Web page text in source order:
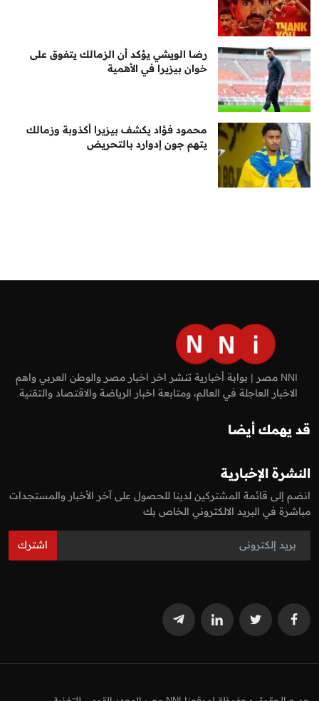
رضا الويشي يؤكد أن الزمالك يتفوق على
خوان بيزيرا في الأهمية
محمود فؤاد يكشف بيزيرا أكذوبة وزمالك
يتهم جون إدوارد بالتحريض
NNI مصر | بوابة أخبارية تنشر اخر اخبار مصر والوطن العربي واهم
الاخبار العاجلة في العالم، ومتابعة اخبار الرياضة والاقتصاد والتقنية.
قد يهمك أيضا
النشرة الإخبارية
انضم إلى قائمة المشتركين لدينا للحصول على آخر الأخبار والمستجدات
مباشرة في البريد الالكتروني الخاص بك
اشترك